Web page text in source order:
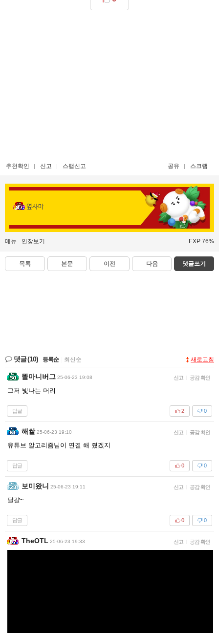
추천확인 신고 스팸신고 공유 스크랩
옆사마
메뉴 인장보기 EXP 76%
목록 본문 이전 다음 댓글쓰기
댓글(10) 등록순 최신순 새로고침
똘마니버그 25-06-23 19:08 신고 | 공감 확인
그저 빛나는 머리
답글 0
2
해쌀 25-06-23 19:10 신고 | 공감 확인
유튜브 알고리즘님이 연결 해 줬겠지
답글 0
0
보미왔니 25-06-23 19:11 신고 | 공감 확인
달걀~
답글 0
0
TheOTL 25-06-23 19:33 신고 | 공감 확인